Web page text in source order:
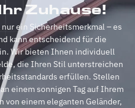
Zuhause!
ein Sicherheitsmerkmal – es
kann entscheidend für die
Wir bieten Ihnen individuell
die Ihren Stil unterstreichen
erfüllen. Stellen
einem sonnigen Tag auf Ihrem
von einem eleganten Geländer,